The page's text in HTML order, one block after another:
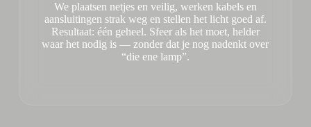
We plaatsen netjes en veilig, werken kabels en
aansluitingen strak weg en stellen het licht goed af.
Resultaat: één geheel. Sfeer als het moet, helder
waar het nodig is — zonder dat je nog nadenkt over
“die ene lamp”.